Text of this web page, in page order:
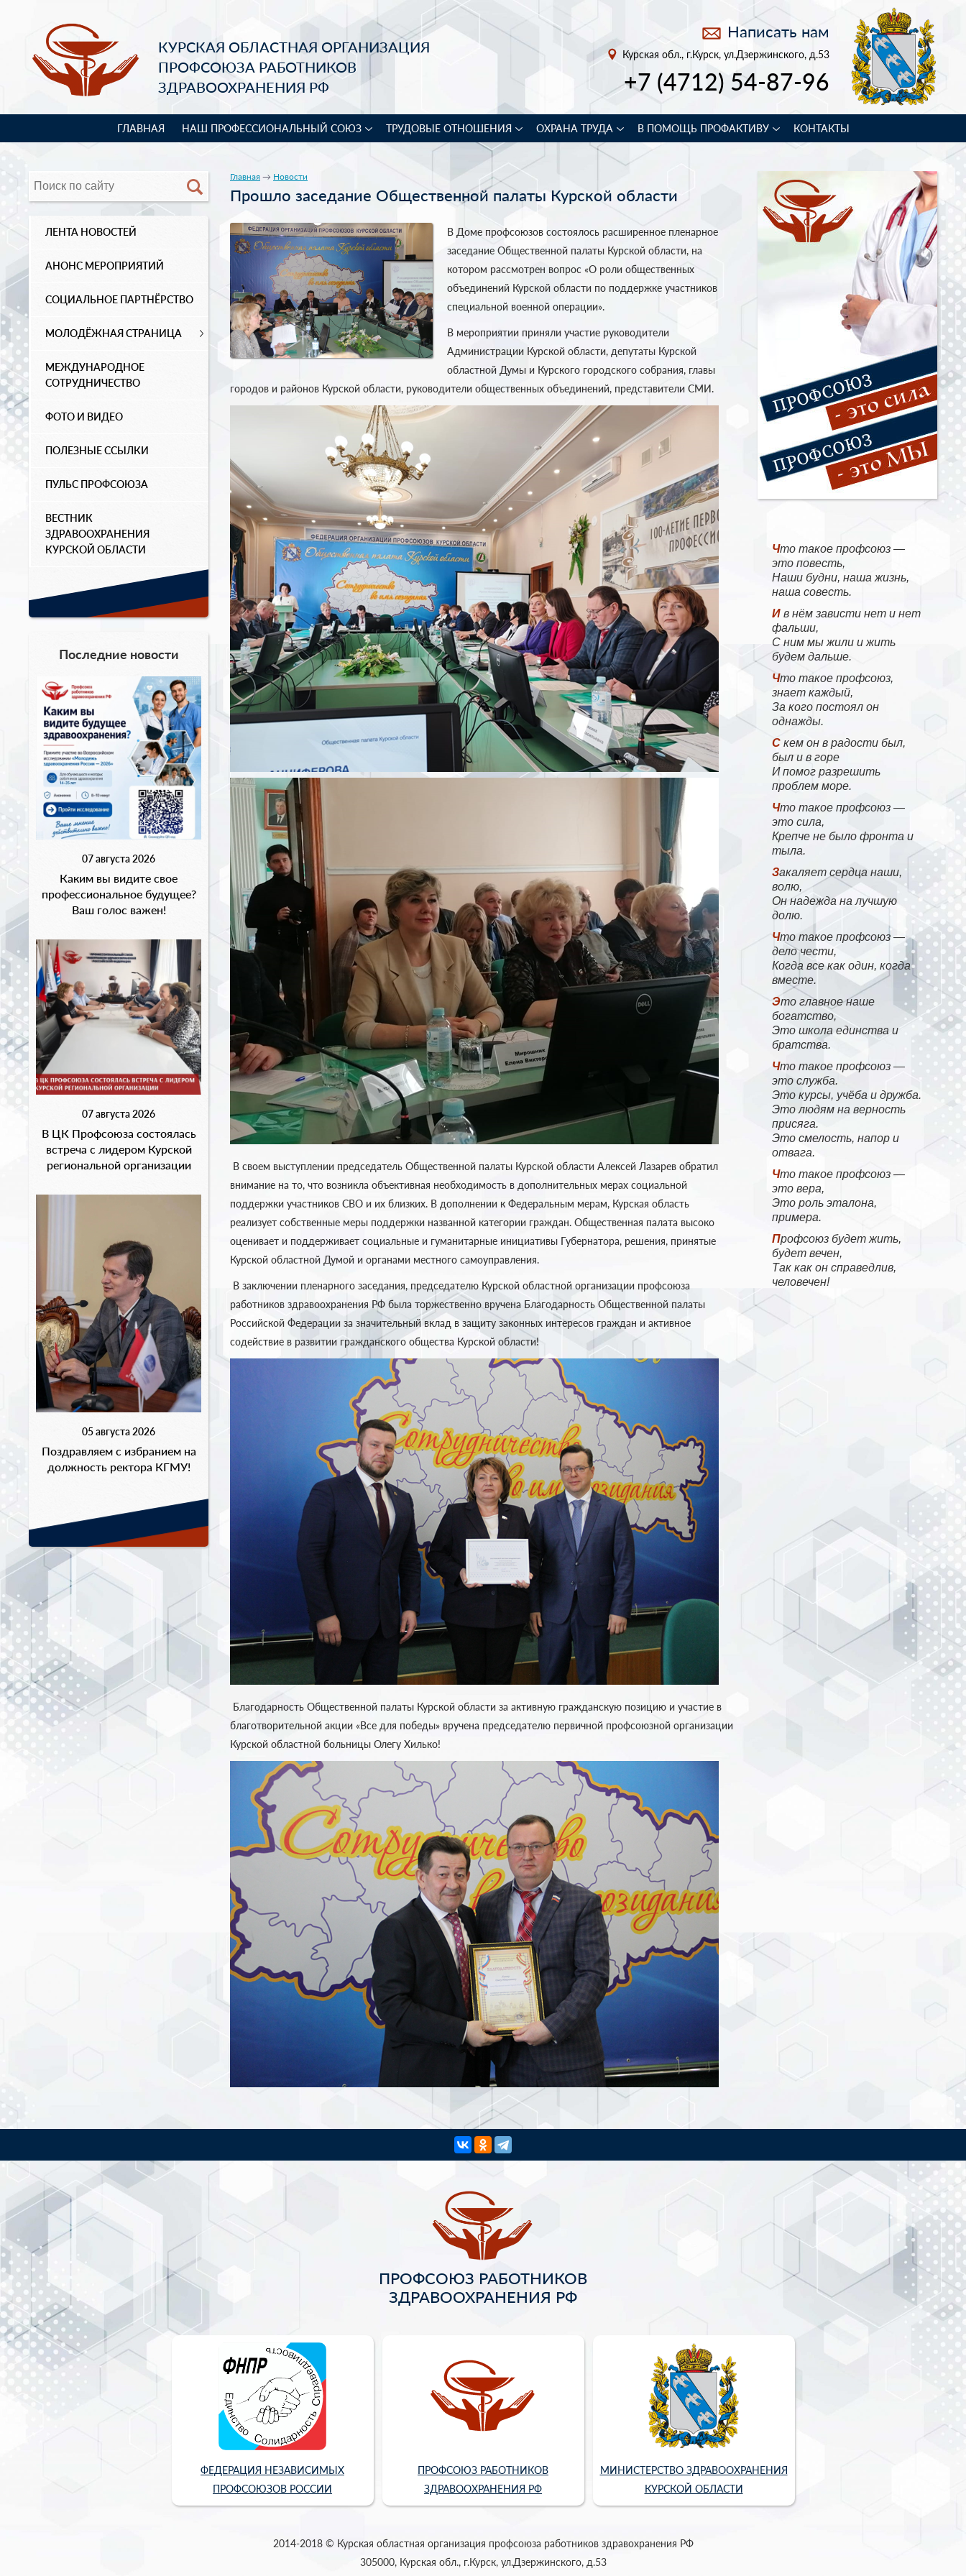
КУРСКАЯ ОБЛАСТНАЯ ОРГАНИЗАЦИЯ
ПРОФСОЮЗА РАБОТНИКОВ
ЗДРАВООХРАНЕНИЯ РФ
Написать нам
Курская обл., г.Курск, ул.Дзержинского, д.53
+7 (4712) 54-87-96
ГЛАВНАЯ НАШ ПРОФЕССИОНАЛЬНЫЙ СОЮЗ ТРУДОВЫЕ ОТНОШЕНИЯ ОХРАНА ТРУДА В ПОМОЩЬ ПРОФАКТИВУ КОНТАКТЫ
ЛЕНТА НОВОСТЕЙ
АНОНС МЕРОПРИЯТИЙ
СОЦИАЛЬНОЕ ПАРТНЁРСТВО
МОЛОДЁЖНАЯ СТРАНИЦА
МЕЖДУНАРОДНОЕ
СОТРУДНИЧЕСТВО
ФОТО И ВИДЕО
ПОЛЕЗНЫЕ ССЫЛКИ
ПУЛЬС ПРОФСОЮЗА
ВЕСТНИК
ЗДРАВООХРАНЕНИЯ
КУРСКОЙ ОБЛАСТИ
Последние новости
07 августа 2026
Каким вы видите свое
профессиональное будущее?
Ваш голос важен!
07 августа 2026
В ЦК Профсоюза состоялась
встреча с лидером Курской
региональной организации
05 августа 2026
Поздравляем с избранием на
должность ректора КГМУ!
Что такое профсоюз —
это повесть,
Наши будни, наша жизнь,
наша совесть.
И в нём зависти нет и нет
фальши,
С ним мы жили и жить
будем дальше.
Что такое профсоюз,
знает каждый,
За кого постоял он
однажды.
С кем он в радости был,
был и в горе
И помог разрешить
проблем море.
Что такое профсоюз —
это сила,
Крепче не было фронта и
тыла.
Закаляет сердца наши,
волю,
Он надежда на лучшую
долю.
Что такое профсоюз —
дело чести,
Когда все как один, когда
вместе.
Это главное наше
богатство,
Это школа единства и
братства.
Что такое профсоюз —
это служба.
Это курсы, учёба и дружба.
Это людям на верность
присяга.
Это смелость, напор и
отвага.
Что такое профсоюз —
это вера,
Это роль эталона,
примера.
Профсоюз будет жить,
будет вечен,
Так как он справедлив,
человечен!
Главная → Новости
Прошло заседание Общественной палаты Курской области
В Доме профсоюзов состоялось расширенное пленарное
заседание Общественной палаты Курской области, на
котором рассмотрен вопрос «О роли общественных
объединений Курской области по поддержке участников
специальной военной операции».
В мероприятии приняли участие руководители
Администрации Курской области, депутаты Курской
областной Думы и Курского городского собрания, главы
городов и районов Курской области, руководители общественных объединений, представители СМИ.
В своем выступлении председатель Общественной палаты Курской области Алексей Лазарев обратил
внимание на то, что возникла объективная необходимость в дополнительных мерах социальной
поддержки участников СВО и их близких. В дополнении к Федеральным мерам, Курская область
реализует собственные меры поддержки названной категории граждан. Общественная палата высоко
оценивает и поддерживает социальные и гуманитарные инициативы Губернатора, решения, принятые
Курской областной Думой и органами местного самоуправления.
В заключении пленарного заседания, председателю Курской областной организации профсоюза
работников здравоохранения РФ была торжественно вручена Благодарность Общественной палаты
Российской Федерации за значительный вклад в защиту законных интересов граждан и активное
содействие в развитии гражданского общества Курской области!
Благодарность Общественной палаты Курской области за активную гражданскую позицию и участие в
благотворительной акции «Все для победы» вручена председателю первичной профсоюзной организации
Курской областной больницы Олегу Хилько!
ПРОФСОЮЗ РАБОТНИКОВ
ЗДРАВООХРАНЕНИЯ РФ
ФЕДЕРАЦИЯ НЕЗАВИСИМЫХ
ПРОФСОЮЗОВ РОССИИ
ПРОФСОЮЗ РАБОТНИКОВ
ЗДРАВООХРАНЕНИЯ РФ
МИНИСТЕРСТВО ЗДРАВООХРАНЕНИЯ
КУРСКОЙ ОБЛАСТИ
2014-2018 © Курская областная организация профсоюза работников здравохранения РФ
305000, Курская обл., г.Курск, ул.Дзержинского, д.53